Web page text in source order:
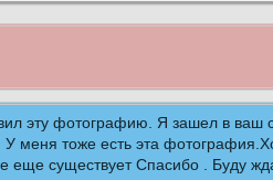
эту фотографию. Я зашел в ваш
меня тоже есть эта
еще существует Спасибо . Буду